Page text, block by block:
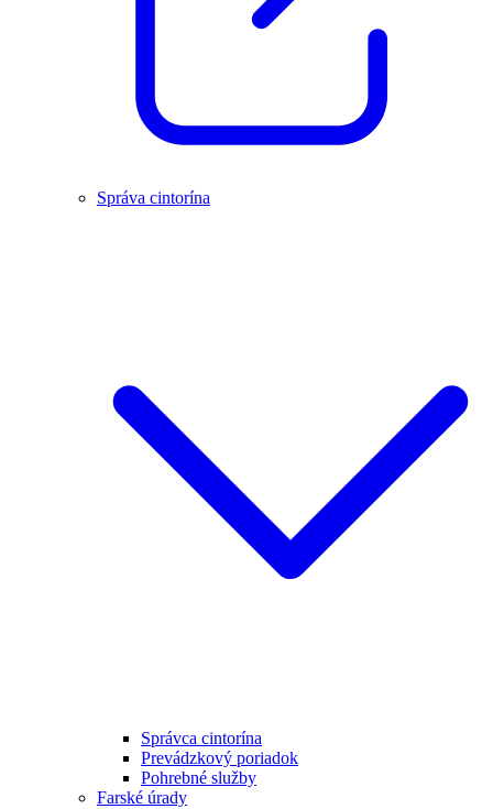
Správa cintorína
Správca cintorína
Prevádzkový poriadok
Pohrebné služby
Farské úrady